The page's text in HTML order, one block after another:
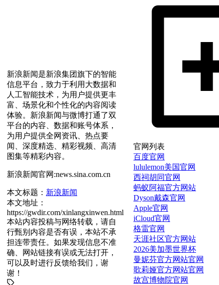
新浪新闻是新浪集团旗下的智能
信息平台，致力于利用大数据和
人工智能技术，为用户提供更丰
富、场景化和个性化的内容阅读
体验。新浪新闻与微博打通了双
平台的内容、数据和账号体系，
为用户提供全网资讯、热点要
闻、深度精选、精彩视频、高清
图集等精彩内容。
新浪新闻官网:news.sina.com.cn
本文标题： 新浪新闻
本文地址：
https://gwdir.com/xinlangxinwen.html
本站内容投稿与网络转载，请自
行甄别内容是否有误，本站不承
担连带责任。如果发现信息不准
确、网站链接有误或无法打开，
可以及时进行反馈给我们，谢
谢！
官网列表
百度官网
lululemon美国官网
西祠胡同官网
蚂蚁阿福官方网站
Dyson戴森官网
Apple官网
iCloud官网
格雷官网
天涯社区官方网站
2026美加墨世界杯
曼妮芬官方网站官网
歌莉娅官方网站官网
故宫博物院官网